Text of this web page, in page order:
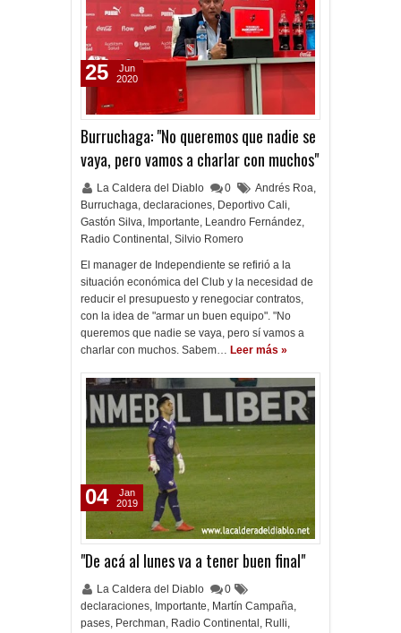
Burruchaga: "No queremos que nadie se
vaya, pero vamos a charlar con muchos"
La Caldera del Diablo 0 Andrés Roa,
Burruchaga, declaraciones, Deportivo Cali,
Gastón Silva, Importante, Leandro Fernández,
Radio Continental , Silvio Romero
El manager de Independiente se refirió a la
situación económica del Club y la necesidad de
reducir el presupuesto y renegociar contratos,
con la idea de "armar un buen equipo". "No
queremos que nadie se vaya, pero sí vamos a
charlar con muchos. Sabem… Leer más »
25
Jun
2020
"De acá al lunes va a tener buen final"
La Caldera del Diablo
0
declaraciones, Importante, Martín Campaña,
pases, Perchman, Radio Continental , Rulli,
04
Jan
2019